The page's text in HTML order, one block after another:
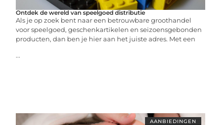
Ontdek de wereld van speelgoed distributie
Als je op zoek bent naar een betrouwbare groothandel
voor speelgoed, geschenkartikelen en seizoensgebonden
producten, dan ben je hier aan het juiste adres. Met een
...
AANBIEDINGEN